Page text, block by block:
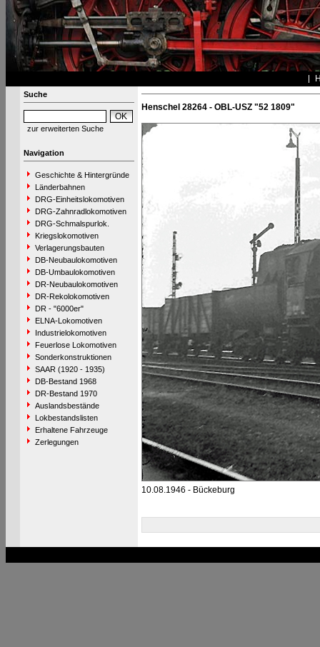
Suche
zur erweiterten Suche
Navigation
Geschichte & Hintergründe
Länderbahnen
DRG-Einheitslokomotiven
DRG-Zahnradlokomotiven
DRG-Schmalspurlok.
Kriegslokomotiven
Verlagerungsbauten
DB-Neubaulokomotiven
DB-Umbaulokomotiven
DR-Neubaulokomotiven
DR-Rekolokomotiven
DR - "6000er"
ELNA-Lokomotiven
Industrielokomotiven
Feuerlose Lokomotiven
Sonderkonstruktionen
SAAR (1920 - 1935)
DB-Bestand 1968
DR-Bestand 1970
Auslandsbestände
Lokbestandslisten
Erhaltene Fahrzeuge
Zerlegungen
Henschel 28264 - OBL-USZ "52 1809"
10.08.1946 - Bückeburg